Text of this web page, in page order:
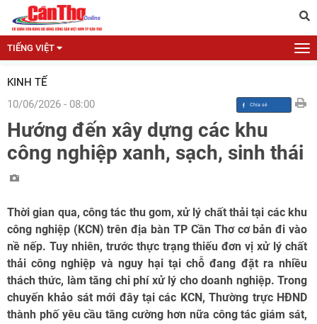
TIẾNG VIỆT
KINH TẾ
10/06/2026 - 08:00
Hướng đến xây dựng các khu
công nghiệp xanh, sạch, sinh thái
Thời gian qua, công tác thu gom, xử lý chất thải tại các khu
công nghiệp (KCN) trên địa bàn TP Cần Thơ cơ bản đi vào
nề nếp. Tuy nhiên, trước thực trạng thiếu đơn vị xử lý chất
thải công nghiệp và nguy hại tại chỗ đang đặt ra nhiều
thách thức, làm tăng chi phí xử lý cho doanh nghiệp. Trong
chuyến khảo sát mới đây tại các KCN, Thường trực HĐND
thành phố yêu cầu tăng cường hơn nữa công tác giám sát,